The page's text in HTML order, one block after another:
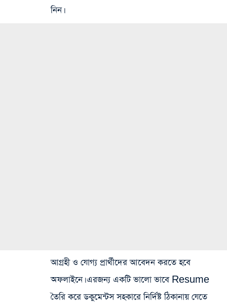
নিন।
আগ্রহী ও যোগ্য প্রার্থীদের আবেদন করতে হবে
অফলাইনে। এরজন্য একটি ভালো ভাবে Resume
তৈরি করে ডকুমেন্টস সহকারে নির্দিষ্ট ঠিকানায় যেতে